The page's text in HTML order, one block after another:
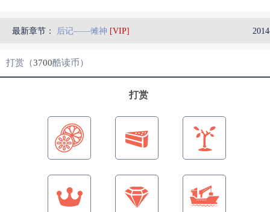
最新章节： 后记——傩神 [VIP]
打赏（3700酷读币）
打赏